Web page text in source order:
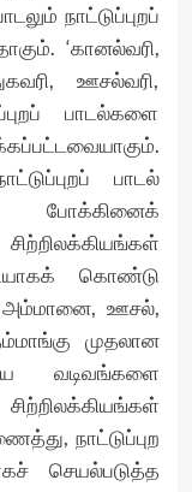
நாட்டுப்புறப்
‘கானல்வரி,
ஊசல்வரி,
பாடல்களை
பாடல்
போக்கினைக்
கொண்டு
அம்மானை, ஊசல்,
முதலான
வடிவங்களை
நாட்டுப்புற
செயல்படுத்த